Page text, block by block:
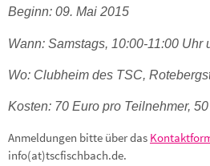
Beginn: 09. Mai 2015
Wann: Samstags, 10:00-11:00 Uhr
Wo: Clubheim des TSC,
Kosten: 70 Euro pro Teilnehmer,
Anmeldungen bitte über das
info(at)tscfischbach.de.